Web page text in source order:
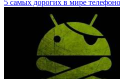
5 самых дорогих в мире